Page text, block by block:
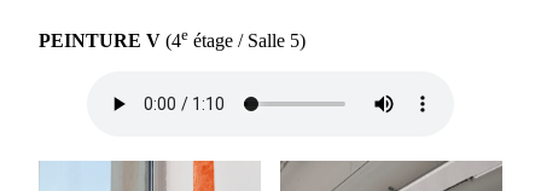
PEINTURE V (4e étage / Salle 5)